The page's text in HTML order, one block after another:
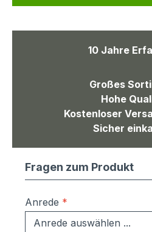
10 Jahre
Großes
Hohe
Kostenloser
Sicher
Fragen zum Produkt
Anrede *